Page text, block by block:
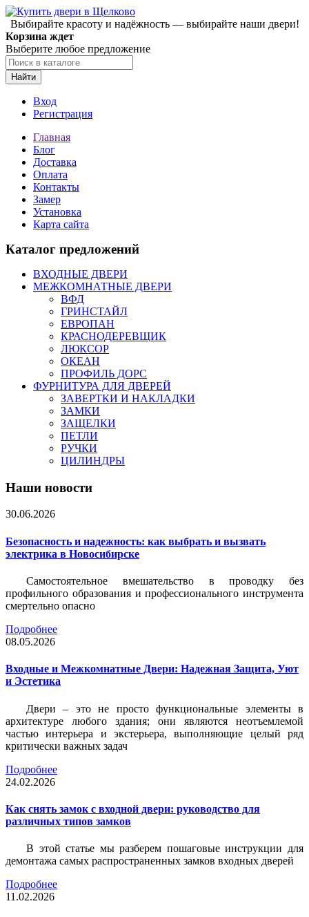
Выбирайте красоту и надёжность — выбирайте наши двери!
Корзина ждет
Выберите любое предложение
Найти
Вход
Регистрация
Главная
Блог
Доставка
Оплата
Контакты
Замер
Установка
Карта сайта
Каталог предложений
ВХОДНЫЕ ДВЕРИ
МЕЖКОМНАТНЫЕ ДВЕРИ
ВФД
ГРИНСТАЙЛ
ЕВРОПАН
КРАСНОДЕРЕВЩИК
ЛЮКСОР
ОКЕАН
ПРОФИЛЬ ДОРС
ФУРНИТУРА ДЛЯ ДВЕРЕЙ
ЗАВЕРТКИ И НАКЛАДКИ
ЗАМКИ
ЗАЩЕЛКИ
ПЕТЛИ
РУЧКИ
ЦИЛИНДРЫ
Наши новости
30.06.2026
Безопасность и надежность: как выбрать и вызвать
электрика в Новосибирске
Самостоятельное вмешательство в проводку без
профильного образования и профессионального инструмента
смертельно опасно
Подробнее
08.05.2026
Входные и Межкомнатные Двери: Надежная Защита, Уют
и Эстетика
Двери – это не просто функциональные элементы в
архитектуре любого здания; они являются неотъемлемой
частью интерьера и экстерьера, выполняющие целый ряд
критически важных задач
Подробнее
24.02.2026
Как снять замок с входной двери: руководство для
различных типов замков
В этой статье мы разберем пошаговые инструкции для
демонтажа самых распространенных замков входных дверей
Подробнее
11.02.2026